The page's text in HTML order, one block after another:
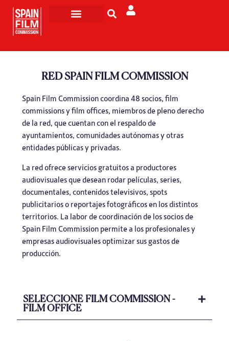
RED SPAIN FILM COMMISSION
Spain Film Commission coordina 48 socios, film
commissions y film offices, miembros de pleno derecho
de la red, que cuentan con el respaldo de
ayuntamientos, comunidades autónomas y otras
entidades públicas y privadas.
La red ofrece servicios gratuitos a productores
audiovisuales que desean rodar películas, series,
documentales, contenidos televisivos, spots
publicitarios o reportajes fotográficos en los distintos
territorios. La labor de coordinación de los socios de
Spain Film Commission permite a los profesionales y
empresas audiovisuales optimizar sus gastos de
producción.
SELECCIONE FILM COMMISSION -
FILM OFFICE